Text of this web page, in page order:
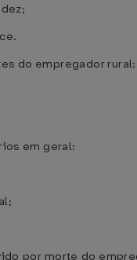
do empregador rural:
em geral:
por morte do